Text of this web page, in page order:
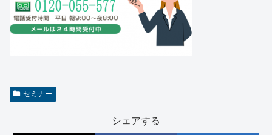
セミナー
シェアする